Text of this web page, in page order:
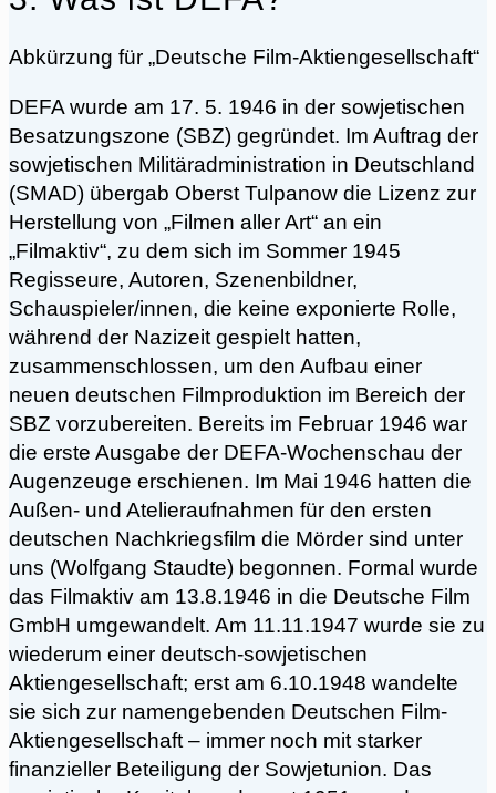
Abkürzung für „Deutsche Film-Aktiengesellschaft“
DEFA wurde am 17. 5. 1946 in der sowjetischen
Besatzungszone (SBZ) gegründet. Im Auftrag der
sowjetischen Militäradministration in Deutschland
(SMAD) übergab Oberst Tulpanow die Lizenz zur
Herstellung von „Filmen aller Art“ an ein
„Filmaktiv“, zu dem sich im Sommer 1945
Regisseure, Autoren, Szenenbildner,
Schauspieler/innen, die keine exponierte Rolle,
während der Nazizeit gespielt hatten,
zusammenschlossen, um den Aufbau einer
neuen deutschen Filmproduktion im Bereich der
SBZ vorzubereiten. Bereits im Februar 1946 war
die erste Ausgabe der DEFA-Wochenschau der
Augenzeuge erschienen. Im Mai 1946 hatten die
Außen- und Atelieraufnahmen für den ersten
deutschen Nachkriegsfilm die Mörder sind unter
uns (Wolfgang Staudte) begonnen. Formal wurde
das Filmaktiv am 13.8.1946 in die Deutsche Film
GmbH umgewandelt. Am 11.11.1947 wurde sie zu
wiederum einer deutsch-sowjetischen
Aktiengesellschaft; erst am 6.10.1948 wandelte
sie sich zur namengebenden Deutschen Film-
Aktiengesellschaft – immer noch mit starker
finanzieller Beteiligung der Sowjetunion. Das